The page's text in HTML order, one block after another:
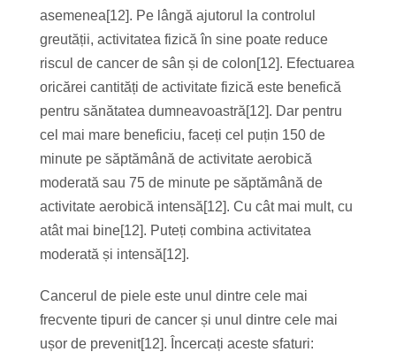
asemenea[12]. Pe lângă ajutorul la controlul
greutății, activitatea fizică în sine poate reduce
riscul de cancer de sân și de colon[12]. Efectuarea
oricărei cantități de activitate fizică este benefică
pentru sănătatea dumneavoastră[12]. Dar pentru
cel mai mare beneficiu, faceți cel puțin 150 de
minute pe săptămână de activitate aerobică
moderată sau 75 de minute pe săptămână de
activitate aerobică intensă[12]. Cu cât mai mult, cu
atât mai bine[12]. Puteți combina activitatea
moderată și intensă[12].
Cancerul de piele este unul dintre cele mai
frecvente tipuri de cancer și unul dintre cele mai
ușor de prevenit[12]. Încercați aceste sfaturi: